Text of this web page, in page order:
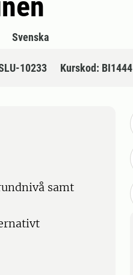
Svenska
10233 Kurskod: BI1444
samt